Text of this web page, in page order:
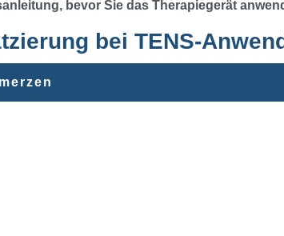
bevor Sie das Therapiegerät
bei TENS-